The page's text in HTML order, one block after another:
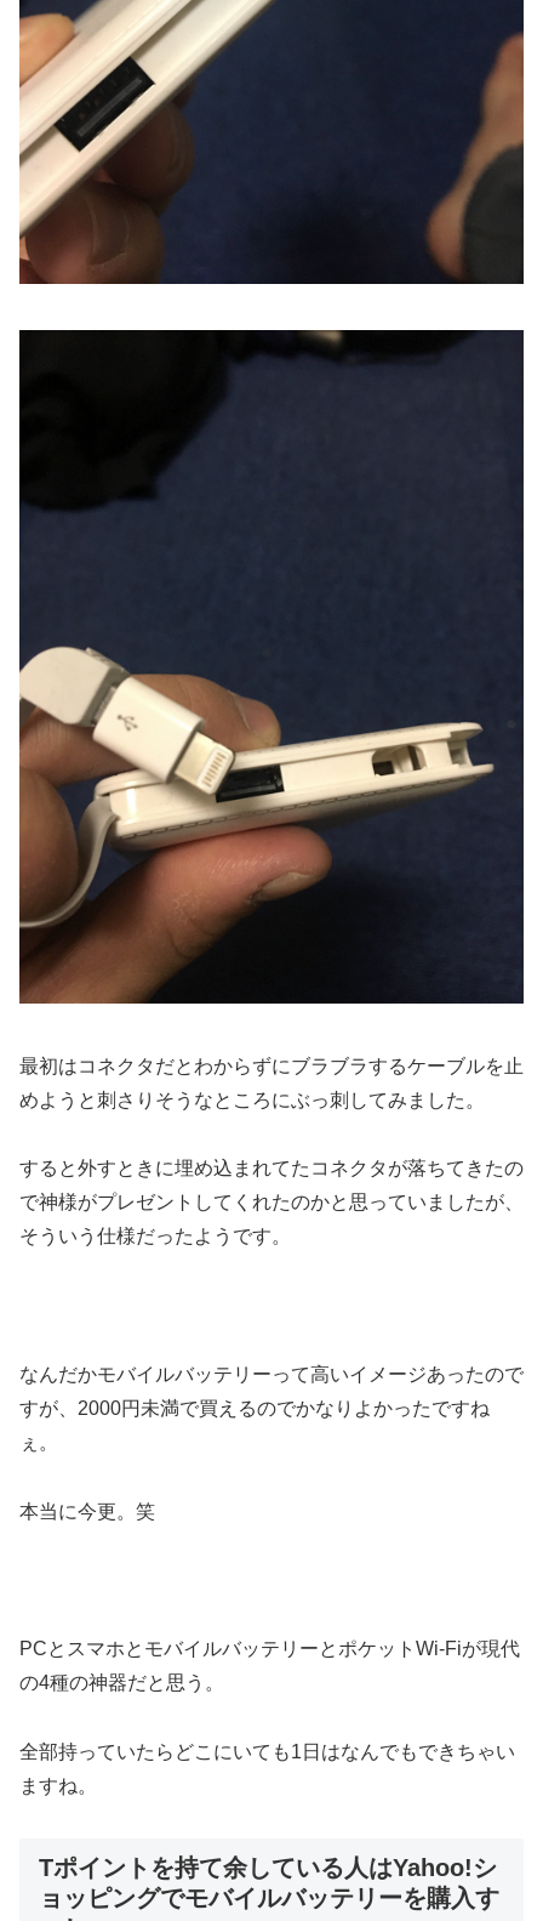
最初はコネクタだとわからずにブラブラするケーブルを止
めようと刺さりそうなところにぶっ刺してみました。
すると外すときに埋め込まれてたコネクタが落ちてきたの
で神様がプレゼントしてくれたのかと思っていましたが、
そういう仕様だったようです。
なんだかモバイルバッテリーって高いイメージあったので
すが、2000円未満で買えるのでかなりよかったですね
ぇ。
本当に今更。笑
PCとスマホとモバイルバッテリーとポケットWi-Fiが現代
の4種の神器だと思う。
全部持っていたらどこにいても1日はなんでもできちゃい
ますね。
Tポイントを持て余している人はYahoo!シ
ョッピングでモバイルバッテリーを購入す